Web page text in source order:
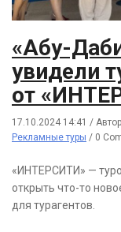
«Абу-
увидели
от
17.10.2024 14:41 /
Рекламные туры / 0
«ИНТЕРСИТИ» —
открыть что-то
для турагентов.